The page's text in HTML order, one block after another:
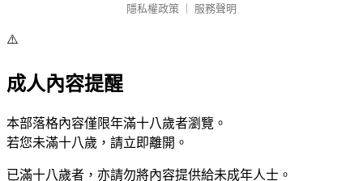
隱私權政策
服務聲明
⚠️
成人內容提醒
本部落格內容僅限年滿十八歲者瀏覽。
若您未滿十八歲，請立即離開。
已滿十八歲者，亦請勿將內容提供給未成年人士。